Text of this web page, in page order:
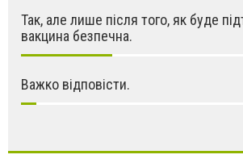
Так, але лише після того, як буде
вакцина безпечна.
Важко відповісти.